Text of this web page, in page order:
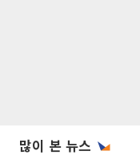
많이 본 뉴스